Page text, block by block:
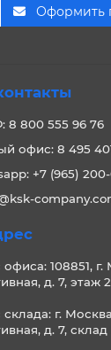
Оформить
8 800 555 96 76
офис: 8 495
+7 (965)
108851,
д. 7, этаж
г.
д. 7,